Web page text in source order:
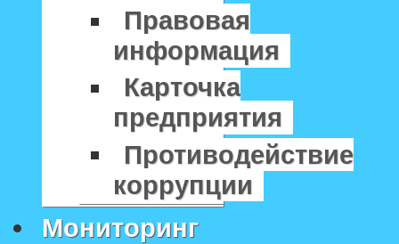
Правовая
информация
Карточка
предприятия
Противодействие
коррупции
Мониторинг